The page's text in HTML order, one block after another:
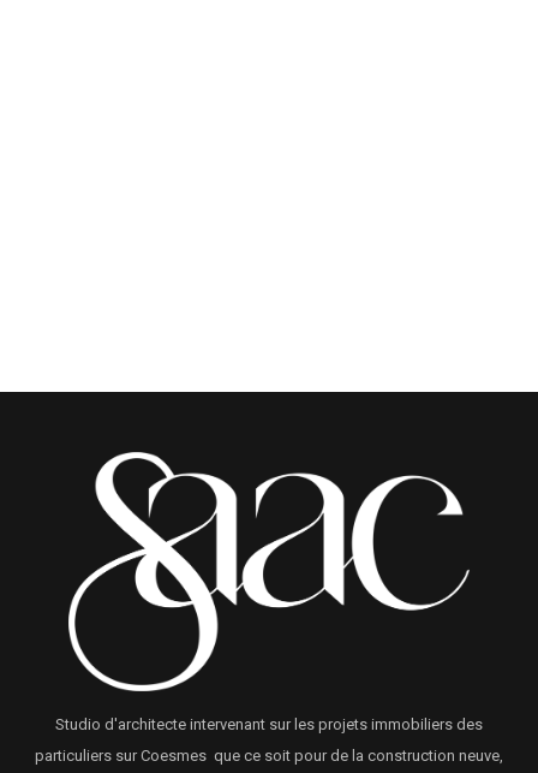
Studio d'architecte intervenant sur les projets immobiliers des
particuliers sur Coesmes que ce soit pour de la construction neuve,